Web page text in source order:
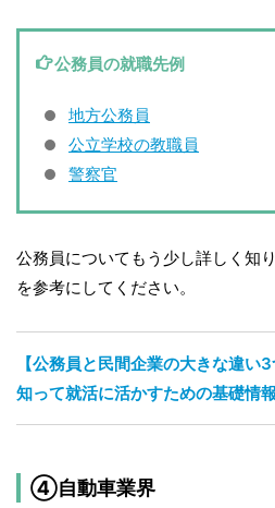
公務員の就職先例
地方公務員
公立学校の教職員
警察官
公務員についてもう少し詳しく知
を参考にしてください。
【公務員と民間企業の大きな違い
知って就活に活かすための基礎情報
④自動車業界